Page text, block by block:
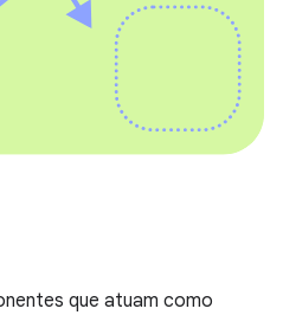
que atuam como